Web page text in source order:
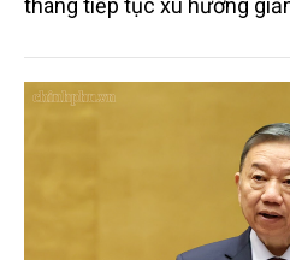
tháng tiếp tục xu hướng
trưởng khá. Diện tích rừng
thủy sản đều tăng nhẹ.